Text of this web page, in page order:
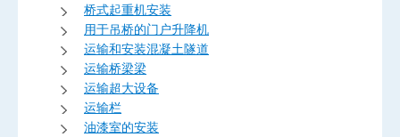
桥式起重机安装
用于吊桥的门户升降机
运输和安装混凝土隧道
运输桥梁梁
运输超大设备
运输栏
油漆室的安装